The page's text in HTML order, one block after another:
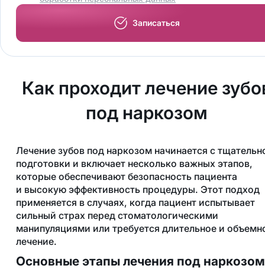
Записаться
Как проходит лечение
под наркозом
Лечение зубов под наркозом начинается с
подготовки и включает несколько важных этапов,
которые обеспечивают безопасность пациента
и высокую эффективность процедуры. Этот подход
применяется в случаях, когда пациент испытывает
сильный страх перед стоматологическими
манипуляциями или требуется длительное и
лечение.
Основные этапы лечения под